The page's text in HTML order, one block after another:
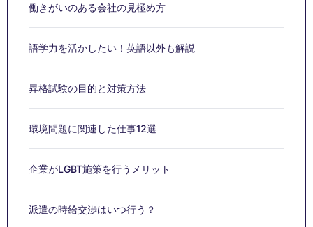
働きがいのある会社の見極め方
語学力を活かしたい！英語以外も解説
昇格試験の目的と対策方法
環境問題に関連した仕事12選
企業がLGBT施策を行うメリット
派遣の時給交渉はいつ行う？